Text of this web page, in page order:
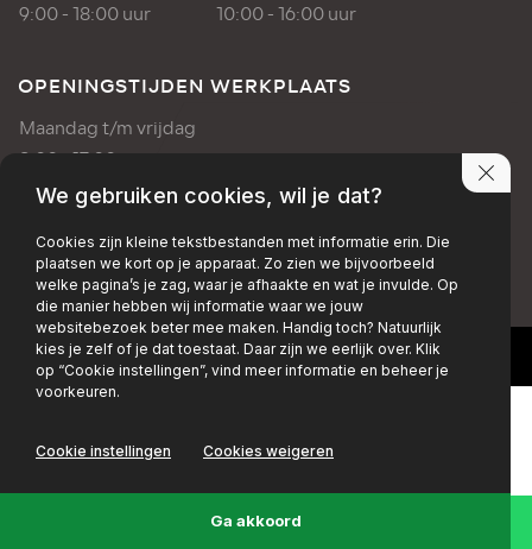
9:00 - 18:00 uur
10:00 - 16:00 uur
OPENINGSTIJDEN WERKPLAATS
Maandag t/m vrijdag
8:00 - 17:00 uur
+EMAIL +FACEBOOK+INSTAGRAM
We gebruiken cookies, wil je dat?
Cookies zijn kleine tekstbestanden met informatie erin. Die
plaatsen we kort op je apparaat. Zo zien we bijvoorbeeld
welke pagina’s je zag, waar je afhaakte en wat je invulde. Op
die manier hebben wij informatie waar we jouw
websitebezoek beter mee maken. Handig toch? Natuurlijk
kies je zelf of je dat toestaat. Daar zijn we eerlijk over. Klik
op “Cookie instellingen”, vind meer informatie en beheer je
voorkeuren.
Cookie instellingen Cookies weigeren
Ga akkoord